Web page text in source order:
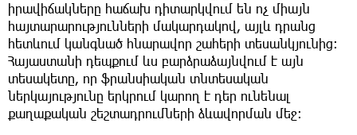
իրավիճակները հաճախ դիտարկվում են ոչ միայն
հայտարարությունների մակարդակով, այլև դրանց
հետևում կանգնած հնարավոր շահերի տեսանկյունից։
Հայաստանի դեպքում ևս բարձրաձայնվում է այն
տեսակետը, որ ֆրանսիական տնտեսական
ներկայությունը երկրում կարող է դեր ունենալ
քաղաքական շեշտադրումների ձևավորման մեջ։